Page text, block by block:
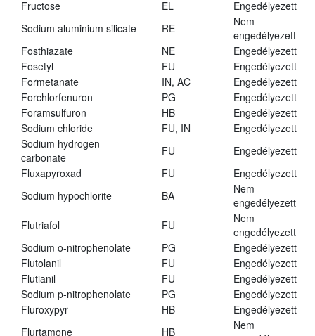
Fructose
EL
Engedélyezett
Sodium aluminium silicate
RE
Nem
engedélyezett
Fosthiazate
NE
Engedélyezett
Fosetyl
FU
Engedélyezett
Formetanate
IN, AC
Engedélyezett
Forchlorfenuron
PG
Engedélyezett
Foramsulfuron
HB
Engedélyezett
Sodium chloride
FU, IN
Engedélyezett
Sodium hydrogen
carbonate
FU
Engedélyezett
Fluxapyroxad
FU
Engedélyezett
Sodium hypochlorite
BA
Nem
engedélyezett
Flutriafol
FU
Nem
engedélyezett
Sodium o-nitrophenolate
PG
Engedélyezett
Flutolanil
FU
Engedélyezett
Flutianil
FU
Engedélyezett
Sodium p-nitrophenolate
PG
Engedélyezett
Fluroxypyr
HB
Engedélyezett
Flurtamone
HB
Nem